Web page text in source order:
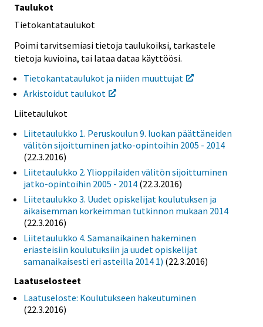
Taulukot
Tietokantataulukot
Poimi tarvitsemiasi tietoja taulukoiksi, tarkastele
tietoja kuvioina, tai lataa dataa käyttöösi.
Tietokantataulukot ja niiden muuttujat
Arkistoidut taulukot
Liitetaulukot
Liitetaulukko 1. Peruskoulun 9. luokan päättäneiden
välitön sijoittuminen jatko-opintoihin 2005 - 2014
(22.3.2016)
Liitetaulukko 2. Ylioppilaiden välitön sijoittuminen
jatko-opintoihin 2005 - 2014 (22.3.2016)
Liitetaulukko 3. Uudet opiskelijat koulutuksen ja
aikaisemman korkeimman tutkinnon mukaan 2014
(22.3.2016)
Liitetaulukko 4. Samanaikainen hakeminen
eriasteisiin koulutuksiin ja uudet opiskelijat
samanaikaisesti eri asteilla 2014 1) (22.3.2016)
Laatuselosteet
Laatuseloste: Koulutukseen hakeutuminen
(22.3.2016)